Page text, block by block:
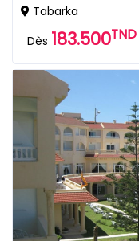
Tabarka
Dès 183.500TND